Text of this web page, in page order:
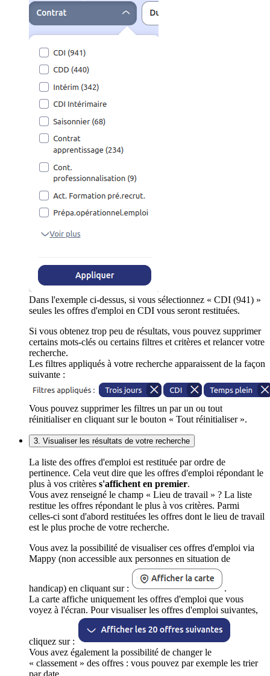
Dans l'exemple ci-dessus, si vous sélectionnez « CDI (941) »
seules les offres d'emploi en CDI vous seront restituées.
Si vous obtenez trop peu de résultats, vous pouvez supprimer
certains mots-clés ou certains filtres et critères et relancer votre
recherche.
Les filtres appliqués à votre recherche apparaissent de la façon
suivante :
Vous pouvez supprimer les filtres un par un ou tout
réinitialiser en cliquant sur le bouton « Tout réinitialiser ».
3. Visualiser les résultats de votre recherche
La liste des offres d'emploi est restituée par ordre de
pertinence. Cela veut dire que les offres d'emploi répondant le
plus à vos critères s'affichent en premier.
Vous avez renseigné le champ « Lieu de travail » ? La liste
restitue les offres répondant le plus à vos critères. Parmi
celles-ci sont d'abord restituées les offres dont le lieu de travail
est le plus proche de votre recherche.
Vous avez la possibilité de visualiser ces offres d'emploi via
Mappy (non accessible aux personnes en situation de
handicap) en cliquant sur :
.
La carte affiche uniquement les offres d'emploi que vous
voyez à l'écran. Pour visualiser les offres d'emploi suivantes,
cliquez sur :
Vous avez également la possibilité de changer le
« classement » des offres : vous pouvez par exemple les trier
par date.